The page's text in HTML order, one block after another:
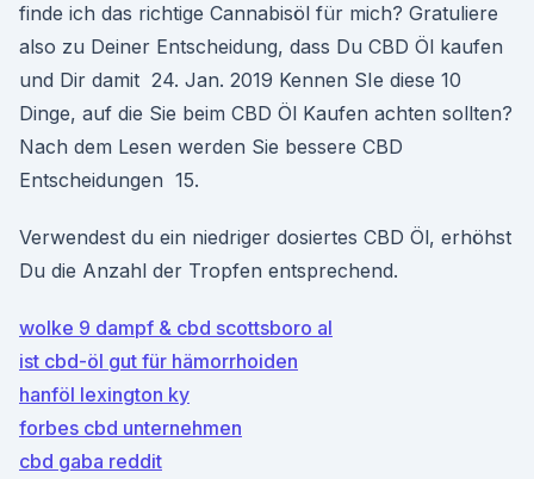
finde ich das richtige Cannabisöl für mich? Gratuliere
also zu Deiner Entscheidung, dass Du CBD Öl kaufen
und Dir damit 24. Jan. 2019 Kennen SIe diese 10
Dinge, auf die Sie beim CBD Öl Kaufen achten sollten?
Nach dem Lesen werden Sie bessere CBD
Entscheidungen 15.
Verwendest du ein niedriger dosiertes CBD Öl, erhöhst
Du die Anzahl der Tropfen entsprechend.
wolke 9 dampf & cbd scottsboro al
ist cbd-öl gut für hämorrhoiden
hanföl lexington ky
forbes cbd unternehmen
cbd gaba reddit